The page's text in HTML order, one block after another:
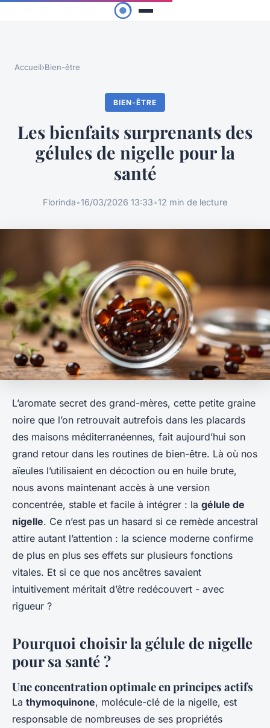
Accueil›Bien-être
BIEN-ÊTRE
Les bienfaits surprenants des
gélules de nigelle pour la
santé
Florinda•16/03/2026 13:33•12 min de lecture
L’aromate secret des grand-mères, cette petite graine
noire que l’on retrouvait autrefois dans les placards
des maisons méditerranéennes, fait aujourd’hui son
grand retour dans les routines de bien-être. Là où nos
aïeules l’utilisaient en décoction ou en huile brute,
nous avons maintenant accès à une version
concentrée, stable et facile à intégrer : la gélule de
nigelle. Ce n’est pas un hasard si ce remède ancestral
attire autant l’attention : la science moderne confirme
de plus en plus ses effets sur plusieurs fonctions
vitales. Et si ce que nos ancêtres savaient
intuitivement méritait d’être redécouvert - avec
rigueur ?
Pourquoi choisir la gélule de nigelle
pour sa santé ?
Une concentration optimale en principes actifs
La thymoquinone, molécule-clé de la nigelle, est
responsable de nombreuses de ses propriétés